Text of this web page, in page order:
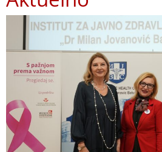
Страница
Страница
Страница